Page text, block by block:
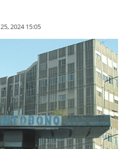
2024 15:05